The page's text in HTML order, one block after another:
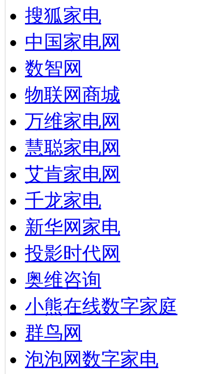
搜狐家电
中国家电网
数智网
物联网商城
万维家电网
慧聪家电网
艾肯家电网
千龙家电
新华网家电
投影时代网
奥维咨询
小熊在线数字家庭
群鸟网
泡泡网数字家电